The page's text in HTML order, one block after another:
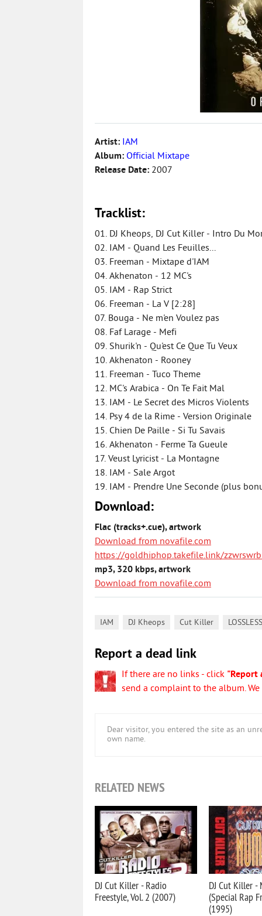
Artist: IAM
Album: Official Mixtape
Release Date: 2007
Tracklist:
01. DJ Kheops, DJ Cut Killer - Intro Du
02. IAM - Quand Les Feuilles...
03. Freeman - Mixtape d'IAM
04. Akhenaton - 12 MC's
05. IAM - Rap Strict
06. Freeman - La V [2:28]
07. Bouga - Ne m'en Voulez pas
08. Faf Larage - Mefi
09. Shurik'n - Qu'est Ce Que Tu Veux
10. Akhenaton - Rooney
11. Freeman - Tuco Theme
12. MC's Arabica - On Te Fait Mal
13. IAM - Le Secret des Micros Violents
14. Psy 4 de la Rime - Version Originale
15. Chien De Paille - Si Tu Savais
16. Akhenaton - Ferme Ta Gueule
17. Veust Lyricist - La Montagne
18. IAM - Sale Argot
19. IAM - Prendre Une Seconde (plus
Download:
Flac (tracks+.cue), artwork
Download from novafile.com
https://goldhiphop.takefile.link/
mp3, 320 kbps, artwork
Download from novafile.com
IAM DJ Kheops Cut Killer LOSSLESS
Report a dead link
If there are no links - click "Report
send a complaint to the album.
Dear visitor, you entered the site as an
own name.
RELATED NEWS
DJ Cut Killer - Radio
Freestyle, Vol. 2 (2007)
DJ Cut Killer
(Special Rap
(1995)